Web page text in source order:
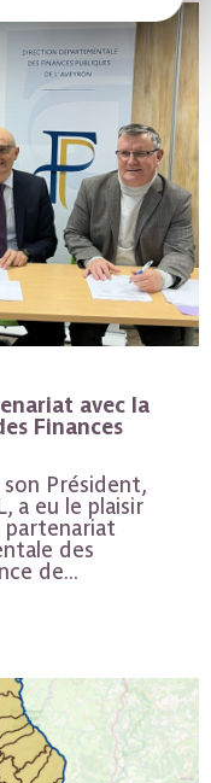
avec la
Finances
son Président,
a eu le plaisir
partenariat
des
de...